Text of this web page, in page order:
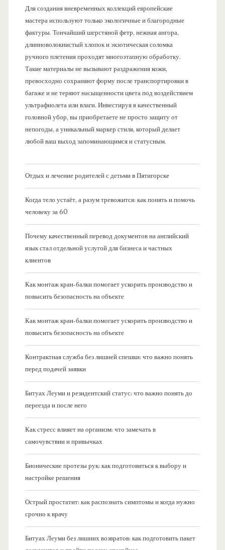
Для создания вневременных коллекций европейские
мастера используют только экологичные и благородные
фактуры. Тончайший шерстяной фетр, нежная ангора,
длинноволокнистый хлопок и экзотическая соломка
ручного плетения проходят многоэтапную обработку.
Такие материалы не вызывают раздражения кожи,
превосходно сохраняют форму после транспортировки в
багаже и не теряют насыщенности цвета под воздействием
ультрафиолета или влаги. Инвестируя в качественный
головной убор, вы приобретаете не просто защиту от
непогоды, а уникальный маркер стиля, который делает
любой ваш выход запоминающимся и статусным.
Отдых и лечение родителей с детьми в Пятигорске
Когда тело устаёт, а разум тревожится: как понять и помочь
человеку за 60
Почему качественный перевод документов на английский
язык стал отдельной услугой для бизнеса и частных
клиентов
Как монтаж кран-балки помогает ускорить производство и
повысить безопасность на объекте
Как монтаж кран-балки помогает ускорить производство и
повысить безопасность на объекте
Контрактная служба без лишней спешки: что важно понять
перед подачей заявки
Битуах Леуми и резидентский статус: что важно понять до
переезда и после него
Как стресс влияет на организм: что замечать в
самочувствии и привычках
Бионические протезы рук: как подготовиться к выбору и
настройке решения
Острый простатит: как распознать симптомы и когда нужно
срочно к врачу
Битуах Леуми без лишних возвратов: как подготовить пакет